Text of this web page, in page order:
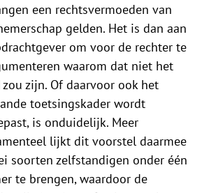
een rechtsvermoeden van
gelden. Het is dan aan
om voor de rechter te
waarom dat niet het
zijn. Of daarvoor ook het
toetsingskader wordt
is onduidelijk. Meer
lijkt dit voorstel daarmee
soorten zelfstandigen onder één
te brengen, waardoor de